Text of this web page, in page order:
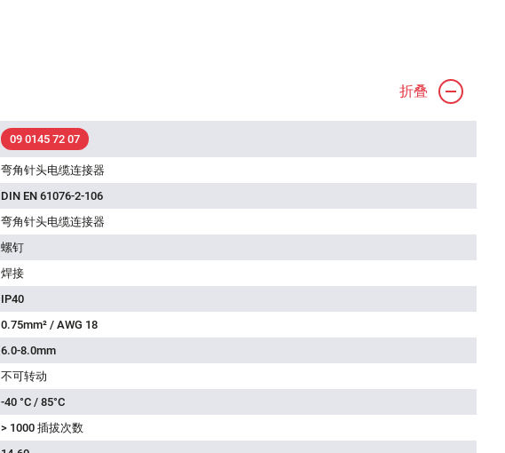
折叠
09 0145 72 07
弯角针头电缆连接器
DIN EN 61076-2-106
弯角针头电缆连接器
螺钉
焊接
IP40
0.75mm² / AWG 18
6.0-8.0mm
不可转动
-40 °C / 85°C
> 1000 插拔次数